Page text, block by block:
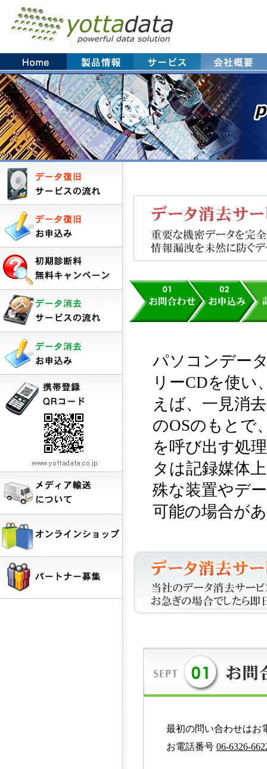
パソコンデー
リーCDを使い
えば、一見消
のOSのもとで
を呼び出す処
タは記録媒体
殊な装置やデ
可能の場合が
最初の問い合わせはお
お電話番号 06-6326-